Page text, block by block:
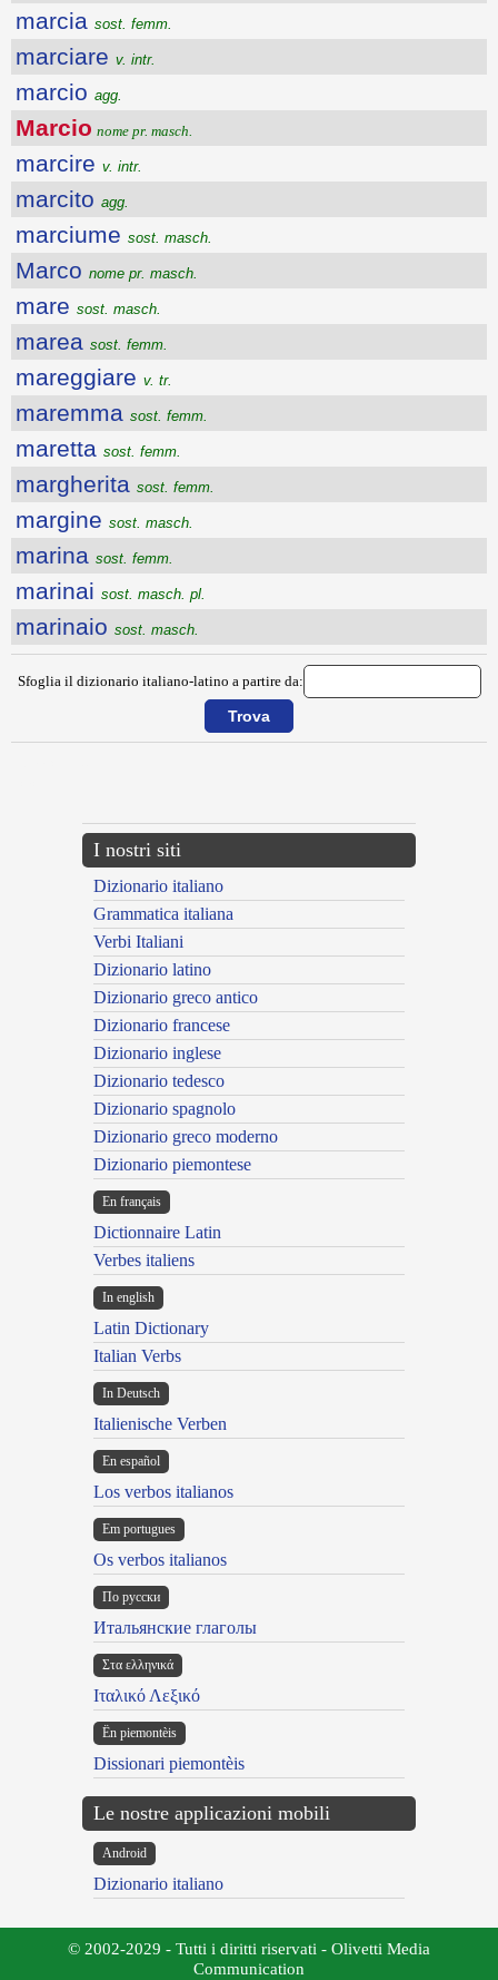
marcia sost. femm.
marciare v. intr.
marcio agg.
Marcio nome pr. masch.
marcire v. intr.
marcito agg.
marciume sost. masch.
Marco nome pr. masch.
mare sost. masch.
marea sost. femm.
mareggiare v. tr.
maremma sost. femm.
maretta sost. femm.
margherita sost. femm.
margine sost. masch.
marina sost. femm.
marinai sost. masch. pl.
marinaio sost. masch.
Sfoglia il dizionario italiano-latino a partire da:
I nostri siti
Dizionario italiano
Grammatica italiana
Verbi Italiani
Dizionario latino
Dizionario greco antico
Dizionario francese
Dizionario inglese
Dizionario tedesco
Dizionario spagnolo
Dizionario greco moderno
Dizionario piemontese
En français
Dictionnaire Latin
Verbes italiens
In english
Latin Dictionary
Italian Verbs
In Deutsch
Italienische Verben
En español
Los verbos italianos
Em portugues
Os verbos italianos
По русски
Итальянские глаголы
Στα ελληνικά
Ιταλικό Λεξικό
Ën piemontèis
Dissionari piemontèis
Le nostre applicazioni mobili
Android
Dizionario italiano
© 2002-2029 - Tutti i diritti riservati - Olivetti Media
Communication